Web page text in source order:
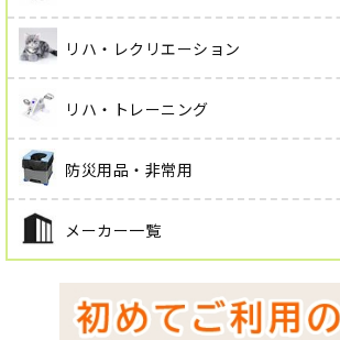
リハ・レクリエーション
リハ・トレーニング
防災用品・非常用
メーカー一覧